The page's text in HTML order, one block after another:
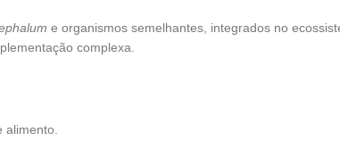
e organismos semelhantes, integrados no
complexa.